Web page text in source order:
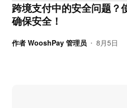
跨境支付中的安全问题？
确保安全！
作者 WooshPay 管理员 • 8月5日